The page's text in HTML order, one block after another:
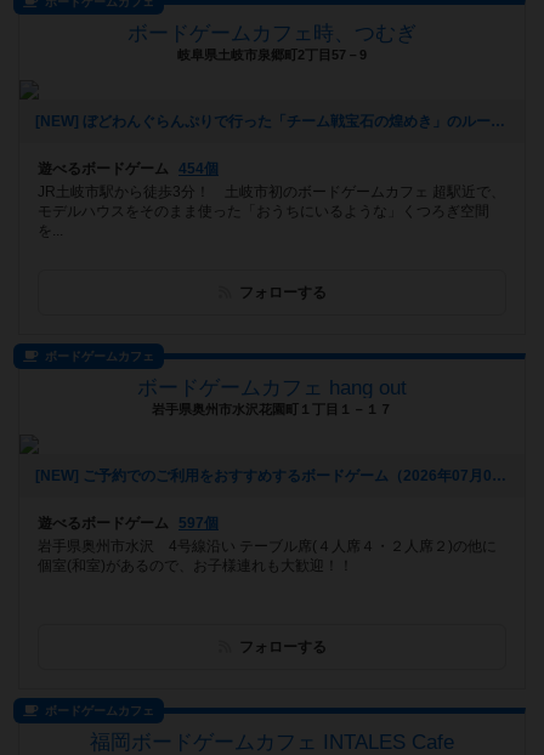
ボードゲームカフェ時、つむぎ
岐阜県土岐市泉郷町2丁目57－9
[NEW] ぼどわんぐらんぷりで行った「チーム戦宝石の煌めき」のルールについて（2026年07月11日 16時35分）
遊べるボードゲーム
454個
JR土岐市駅から徒歩3分！ 土岐市初のボードゲームカフェ 超駅近で、
モデルハウスをそのまま使った「おうちにいるような」くつろぎ空間
を...
フォローする
ボードゲームカフェ
ボードゲームカフェ hang out
岩手県奥州市水沢花園町１丁目１－１７
[NEW] ご予約でのご利用をおすすめするボードゲーム（2026年07月04日 11時59分）
遊べるボードゲーム
597個
岩手県奥州市水沢 4号線沿い テーブル席(４人席４・２人席２)の他に
個室(和室)があるので、お子様連れも大歓迎！！
フォローする
ボードゲームカフェ
福岡ボードゲームカフェ INTALES Cafe